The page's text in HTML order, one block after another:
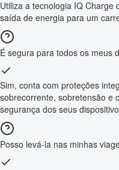
Utiliza a tecnologia IQ Charge
saída de energia para um
É segura para todos os meus
Sim, conta com proteções
sobrecorrente, sobretensão e
segurança dos seus
Posso levá-la nas minhas